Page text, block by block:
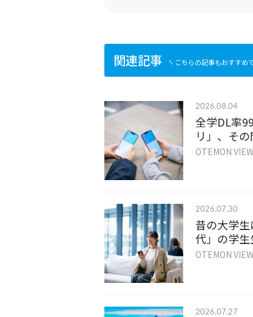
関連記事 こちらの記事もおすすめ
2026.08.04
全学DL率
リ」、そ
OTEMON
2026.07.30
昔の大学
代」の学
OTEMON
2026.07.27